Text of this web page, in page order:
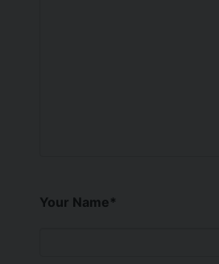
Your Name*